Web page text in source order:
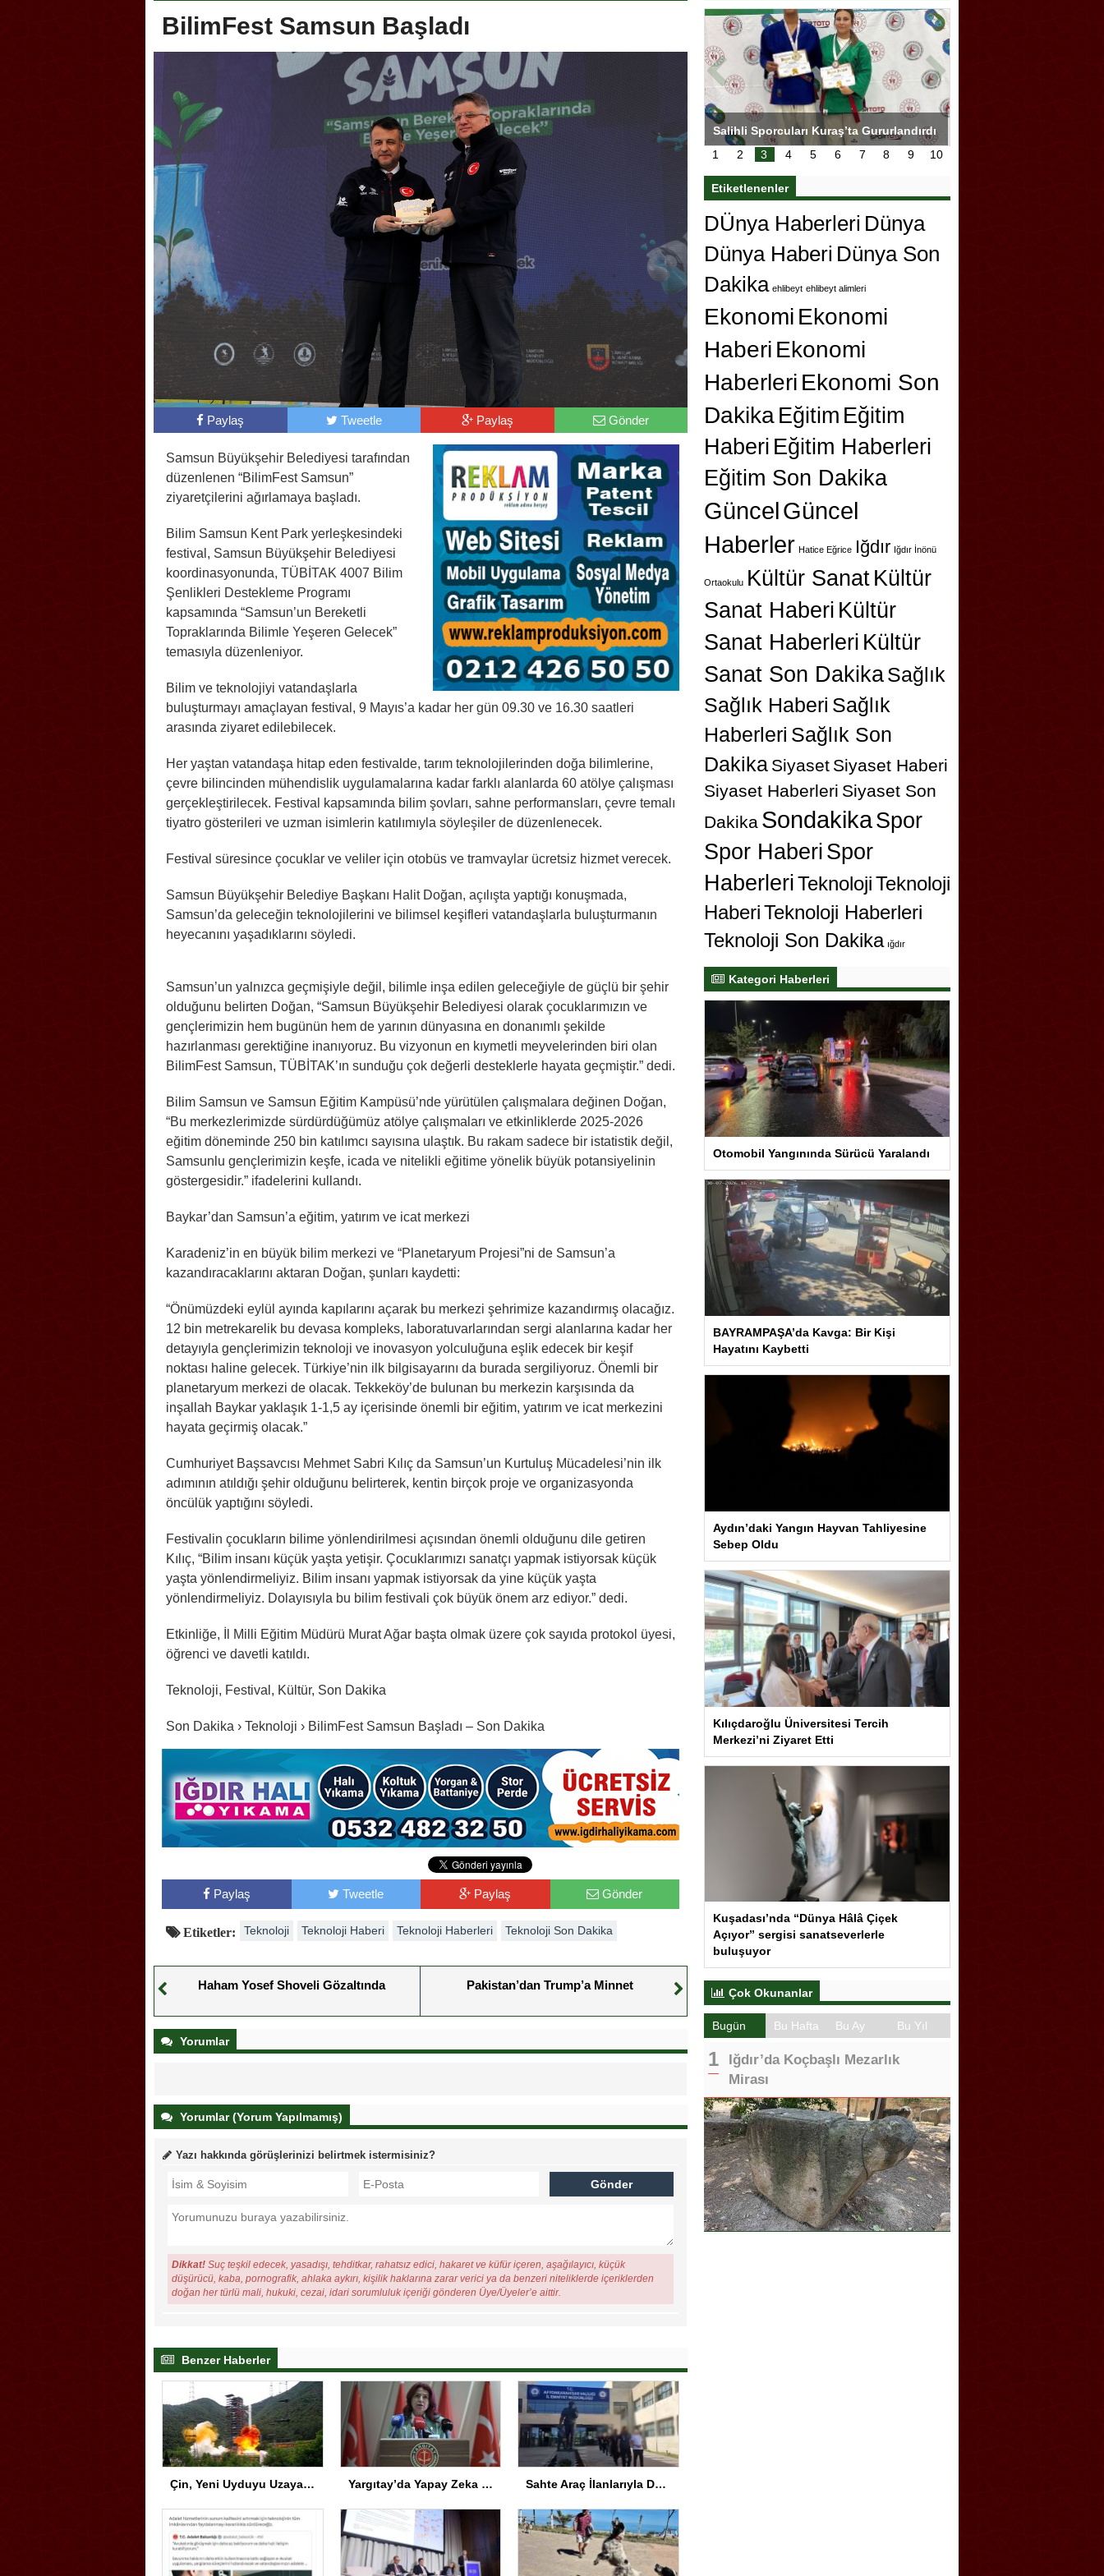
BilimFest Samsun Başladı
Paylaş Tweetle Paylaş Gönder
Samsun Büyükşehir Belediyesi tarafından
düzenlenen “BilimFest Samsun”
ziyaretçilerini ağırlamaya başladı.
Bilim Samsun Kent Park yerleşkesindeki
festival, Samsun Büyükşehir Belediyesi
koordinasyonunda, TÜBİTAK 4007 Bilim
Şenlikleri Destekleme Programı
kapsamında “Samsun’un Bereketli
Topraklarında Bilimle Yeşeren Gelecek”
temasıyla düzenleniyor.
Bilim ve teknolojiyi vatandaşlarla
buluşturmayı amaçlayan festival, 9 Mayıs’a kadar her gün 09.30 ve 16.30 saatleri
arasında ziyaret edilebilecek.
Her yaştan vatandaşa hitap eden festivalde, tarım teknolojilerinden doğa bilimlerine,
çevre bilincinden mühendislik uygulamalarına kadar farklı alanlarda 60 atölye çalışması
gerçekleştirilecek. Festival kapsamında bilim şovları, sahne performansları, çevre temalı
tiyatro gösterileri ve uzman isimlerin katılımıyla söyleşiler de düzenlenecek.
Festival süresince çocuklar ve veliler için otobüs ve tramvaylar ücretsiz hizmet verecek.
Samsun Büyükşehir Belediye Başkanı Halit Doğan, açılışta yaptığı konuşmada,
Samsun’da geleceğin teknolojilerini ve bilimsel keşifleri vatandaşlarla buluşturmanın
heyecanını yaşadıklarını söyledi.
Samsun’un yalnızca geçmişiyle değil, bilimle inşa edilen geleceğiyle de güçlü bir şehir
olduğunu belirten Doğan, “Samsun Büyükşehir Belediyesi olarak çocuklarımızın ve
gençlerimizin hem bugünün hem de yarının dünyasına en donanımlı şekilde
hazırlanması gerektiğine inanıyoruz. Bu vizyonun en kıymetli meyvelerinden biri olan
BilimFest Samsun, TÜBİTAK’ın sunduğu çok değerli desteklerle hayata geçmiştir.” dedi.
Bilim Samsun ve Samsun Eğitim Kampüsü’nde yürütülen çalışmalara değinen Doğan,
“Bu merkezlerimizde sürdürdüğümüz atölye çalışmaları ve etkinliklerde 2025-2026
eğitim döneminde 250 bin katılımcı sayısına ulaştık. Bu rakam sadece bir istatistik değil,
Samsunlu gençlerimizin keşfe, icada ve nitelikli eğitime yönelik büyük potansiyelinin
göstergesidir.” ifadelerini kullandı.
Baykar’dan Samsun’a eğitim, yatırım ve icat merkezi
Karadeniz’in en büyük bilim merkezi ve “Planetaryum Projesi”ni de Samsun’a
kazandıracaklarını aktaran Doğan, şunları kaydetti:
“Önümüzdeki eylül ayında kapılarını açarak bu merkezi şehrimize kazandırmış olacağız.
12 bin metrekarelik bu devasa kompleks, laboratuvarlarından sergi alanlarına kadar her
detayıyla gençlerimizin teknoloji ve inovasyon yolculuğuna eşlik edecek bir keşif
noktası haline gelecek. Türkiye’nin ilk bilgisayarını da burada sergiliyoruz. Önemli bir
planetaryum merkezi de olacak. Tekkeköy’de bulunan bu merkezin karşısında da
inşallah Baykar yaklaşık 1-1,5 ay içerisinde önemli bir eğitim, yatırım ve icat merkezini
hayata geçirmiş olacak.”
Cumhuriyet Başsavcısı Mehmet Sabri Kılıç da Samsun’un Kurtuluş Mücadelesi’nin ilk
adımının atıldığı şehir olduğunu belirterek, kentin birçok proje ve organizasyonda
öncülük yaptığını söyledi.
Festivalin çocukların bilime yönlendirilmesi açısından önemli olduğunu dile getiren
Kılıç, “Bilim insanı küçük yaşta yetişir. Çocuklarımızı sanatçı yapmak istiyorsak küçük
yaşta yönlendirmeliyiz. Bilim insanı yapmak istiyorsak da yine küçük yaşta
yönlendirmeliyiz. Dolayısıyla bu bilim festivali çok büyük önem arz ediyor.” dedi.
Etkinliğe, İl Milli Eğitim Müdürü Murat Ağar başta olmak üzere çok sayıda protokol üyesi,
öğrenci ve davetli katıldı.
Teknoloji, Festival, Kültür, Son Dakika
Son Dakika › Teknoloji › BilimFest Samsun Başladı – Son Dakika
Paylaş Tweetle Paylaş Gönder
Etiketler: Teknoloji Teknoloji Haberi Teknoloji Haberleri Teknoloji Son Dakika
Haham Yosef Shoveli Gözaltında Pakistan’dan Trump’a Minnet
Yorumlar
Yorumlar (Yorum Yapılmamış)
Yazı hakkında görüşlerinizi belirtmek istermisiniz?
Dikkat! Suç teşkil edecek, yasadışı, tehditkar, rahatsız edici, hakaret ve küfür içeren, aşağılayıcı, küçük
düşürücü, kaba, pornografik, ahlaka aykırı, kişilik haklarına zarar verici ya da benzeri niteliklerde içeriklerden
doğan her türlü mali, hukuki, cezai, idari sorumluluk içeriği gönderen Üye/Üyeler’e aittir.
Benzer Haberler
Çin, Yeni Uyduyu Uzaya Gönderdi Yargıtay’da Yapay Zeka Sempozyumu Düzenlendi Sahte Araç İlanlarıyla Dolandırıcılık: 11 Gözaltı
Geleneksel Türk Okçuluğu
ev sahipliği yapıyor
Askerlik şakası Dünya Kupası’nı
karıştırdı! Güney Kore’den sert karar
Antrenörlüğe ”Hayır” diyen Mertens,
Galatasaray’dan bakın ne istedi
Salihli Sporcuları Kuraş’ta Gururlandırdı
1 2 3 4 5 6 7 8 9 10
Etiketlenenler
DÜnya Haberleri Dünya
Dünya Haberi Dünya Son
Dakika ehlibeyt ehlibeyt alimleri
Ekonomi Ekonomi
Haberi Ekonomi
Haberleri Ekonomi Son
Dakika Eğitim Eğitim
Haberi Eğitim Haberleri
Eğitim Son Dakika
GüncelGüncel
Haberler Hatice Eğrice Iğdır Iğdır İnönü
Ortaokulu Kültür SanatKültür
Sanat Haberi Kültür
Sanat Haberleri Kültür
Sanat Son DakikaSağlık
Sağlık Haberi Sağlık
Haberleri Sağlık Son
Dakika Siyaset Siyaset Haberi
Siyaset Haberleri Siyaset Son
Dakika SondakikaSpor
Spor Haberi Spor
HaberleriTeknolojiTeknoloji
HaberiTeknoloji Haberleri
Teknoloji Son Dakika ığdır
Kategori Haberleri
Otomobil Yangınında Sürücü Yaralandı
BAYRAMPAŞA’da Kavga: Bir Kişi
Hayatını Kaybetti
Aydın’daki Yangın Hayvan Tahliyesine
Sebep Oldu
Kılıçdaroğlu Üniversitesi Tercih
Merkezi’ni Ziyaret Etti
Kuşadası’nda “Dünya Hâlâ Çiçek
Açıyor” sergisi sanatseverlerle
buluşuyor
Çok Okunanlar
Bugün Bu Hafta Bu Ay Bu Yıl
Iğdır’da Koçbaşlı Mezarlık
Mirası